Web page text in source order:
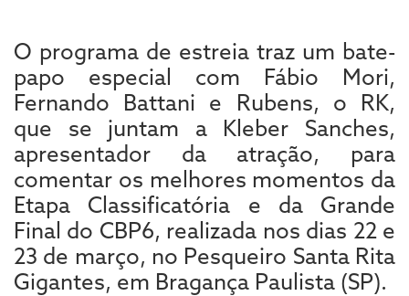
O programa de estreia traz um bate-
papo especial com Fábio Mori,
Fernando Battani e Rubens, o RK,
que se juntam a Kleber Sanches,
apresentador da atração, para
comentar os melhores momentos da
Etapa Classificatória e da Grande
Final do CBP6, realizada nos dias 22 e
23 de março, no Pesqueiro Santa Rita
Gigantes, em Bragança Paulista (SP).